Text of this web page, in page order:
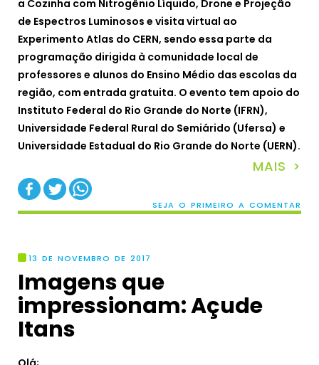
a Cozinha com Nitrogênio Líquido, Drone e Projeção
de Espectros Luminosos e visita virtual ao
Experimento Atlas do CERN, sendo essa parte da
programação dirigida à comunidade local de
professores e alunos do Ensino Médio das escolas da
região, com entrada gratuita. O evento tem apoio do
Instituto Federal do Rio Grande do Norte (IFRN),
Universidade Federal Rural do Semiárido (Ufersa) e
Universidade Estadual do Rio Grande do Norte (UERN).
MAIS >
SEJA O PRIMEIRO A COMENTAR
13 DE NOVEMBRO DE 2017
Imagens que
impressionam: Açude
Itans